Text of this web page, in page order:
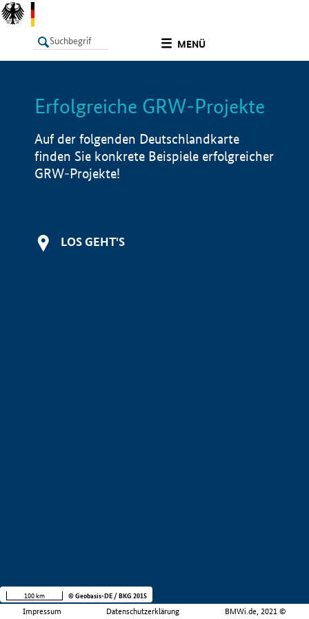
MENÜ
LISTE Info
Erfolgreiche GRW-Projekte
Auf der folgenden Deutschlandkarte
finden Sie konkrete Beispiele erfolgreicher
GRW-Projekte!
LOS GEHT'S
Impressum Datenschutzerklärung BMWi.de, 2021 ©
100 km © Geobasis-DE / BKG 2015